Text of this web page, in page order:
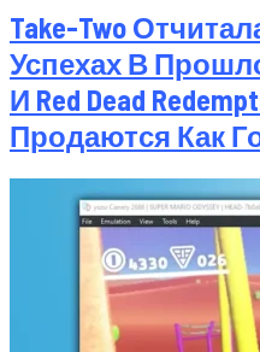
Take-Two
Успехах В
И Red Dead
Продаются Как